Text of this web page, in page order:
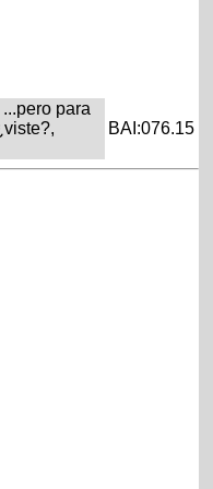
para
BAI:076.15